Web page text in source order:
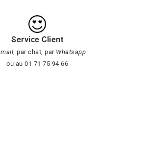
Service Client
mail, par chat, parWhatsapp
ou au 01 71 75 94 66